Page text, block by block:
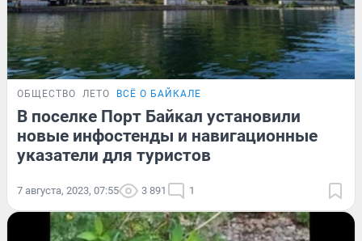
ОБЩЕСТВО ЛЕТО ВСЁ О БАЙКАЛЕ
В поселке Порт Байкал установили
новые инфостенды и навигационные
указатели для туристов
7 августа, 2023, 07:55 3 891 1